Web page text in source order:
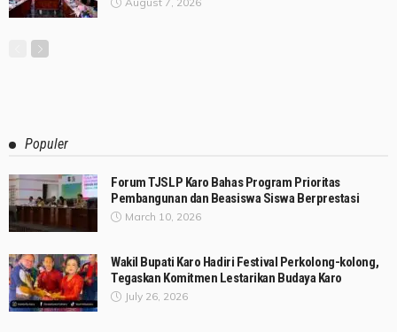
Populer
Forum TJSLP Karo Bahas Program Prioritas
Pembangunan dan Beasiswa Siswa Berprestasi
March 10, 2026
Wakil Bupati Karo Hadiri Festival Perkolong-kolong,
Tegaskan Komitmen Lestarikan Budaya Karo
July 26, 2026